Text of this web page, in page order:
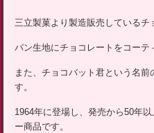
ツ
へ
キ
三立製菓より製造販売しているチ
パン生地にチョコレートをコーテ
また、チョコバット君という名
す。
1964年に登場し、発売から50年
ー商品です。